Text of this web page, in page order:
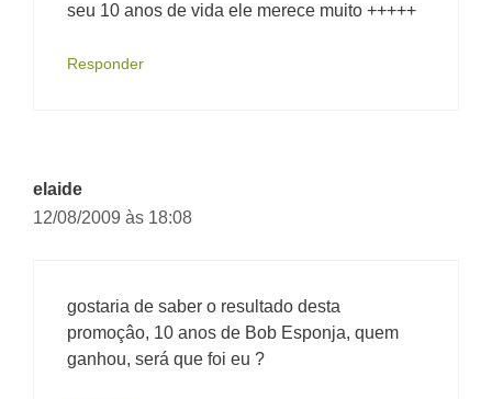
seu 10 anos de vida ele merece muito +++++
Responder
elaide
12/08/2009 às 18:08
gostaria de saber o resultado desta
promoçâo, 10 anos de Bob Esponja, quem
ganhou, será que foi eu ?